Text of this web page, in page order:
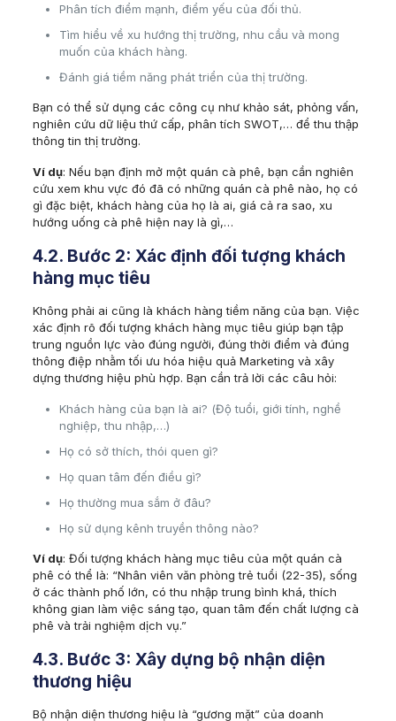
Phân tích điểm mạnh, điểm yếu của đối thủ.
Tìm hiểu về xu hướng thị trường, nhu cầu và mong
muốn của khách hàng.
Đánh giá tiềm năng phát triển của thị trường.
Bạn có thể sử dụng các công cụ như khảo sát, phỏng vấn,
nghiên cứu dữ liệu thứ cấp, phân tích SWOT,… để thu thập
thông tin thị trường.
Ví dụ: Nếu bạn định mở một quán cà phê, bạn cần nghiên
cứu xem khu vực đó đã có những quán cà phê nào, họ có
gì đặc biệt, khách hàng của họ là ai, giá cả ra sao, xu
hướng uống cà phê hiện nay là gì,…
4.2. Bước 2: Xác định đối tượng khách
hàng mục tiêu
Không phải ai cũng là khách hàng tiềm năng của bạn. Việc
xác định rõ đối tượng khách hàng mục tiêu giúp bạn tập
trung nguồn lực vào đúng người, đúng thời điểm và đúng
thông điệp nhằm tối ưu hóa hiệu quả Marketing và xây
dựng thương hiệu phù hợp. Bạn cần trả lời các câu hỏi:
Khách hàng của bạn là ai? (Độ tuổi, giới tính, nghề
nghiệp, thu nhập,…)
Họ có sở thích, thói quen gì?
Họ quan tâm đến điều gì?
Họ thường mua sắm ở đâu?
Họ sử dụng kênh truyền thông nào?
Ví dụ: Đối tượng khách hàng mục tiêu của một quán cà
phê có thể là: “Nhân viên văn phòng trẻ tuổi (22-35), sống
ở các thành phố lớn, có thu nhập trung bình khá, thích
không gian làm việc sáng tạo, quan tâm đến chất lượng cà
phê và trải nghiệm dịch vụ.”
4.3. Bước 3: Xây dựng bộ nhận diện
thương hiệu
Bộ nhận diện thương hiệu là “gương mặt” của doanh